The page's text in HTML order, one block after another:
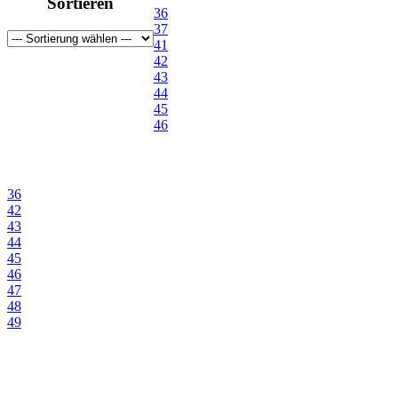
41
43
36
37
41
42
43
44
45
46
36
42
43
44
45
46
47
48
49